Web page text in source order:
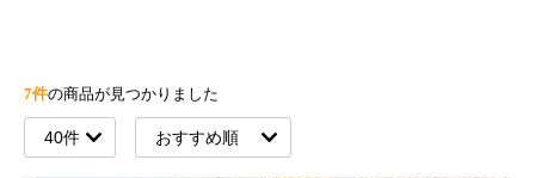
7件の商品が見つかりました